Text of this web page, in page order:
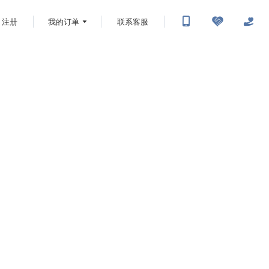
注册 我的订单 联系客服